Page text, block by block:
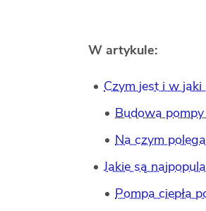
W artykule:
Czym jest i w jaki
Budowa pompy
Na czym
Jakie są
Pompa ciepła